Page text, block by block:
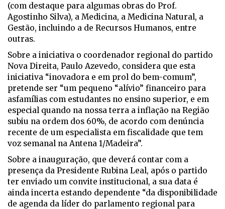
(com destaque para algumas obras do Prof.
Agostinho Silva), a Medicina, a Medicina Natural, a
Gestão, incluindo a de Recursos Humanos, entre
outras.
Sobre a iniciativa o coordenador regional do partido
Nova Direita, Paulo Azevedo, considera que esta
iniciativa “inovadora e em prol do bem-comum”,
pretende ser “um pequeno “alívio” financeiro para
asfamílias com estudantes no ensino superior, e em
especial quando na nossa terra a inflação na Região
subiu na ordem dos 60%, de acordo com denúncia
recente de um especialista em fiscalidade que tem
voz semanal na Antena 1/Madeira”.
Sobre a inauguração, que deverá contar com a
presença da Presidente Rubina Leal, após o partido
ter enviado um convite institucional, a sua data é
ainda incerta estando dependente “da disponibilidade
de agenda da líder do parlamento regional para